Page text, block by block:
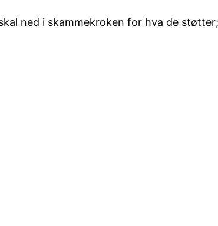
ned i skammekroken for hva de